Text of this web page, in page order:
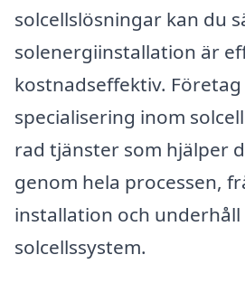
solcellslösningar kan du
solenergiinstallation är
kostnadseffektiv. Företag
specialisering inom
rad tjänster som hjälper
genom hela processen,
installation och underhåll
solcellssystem.